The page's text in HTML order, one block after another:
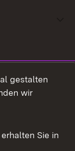
gestalten
wir
Sie in